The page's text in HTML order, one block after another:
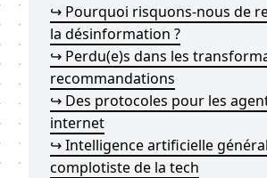
↪ Pourquoi risquons-nous de
la désinformation ?
↪ Perdu(e)s dans les
recommandations
↪ Des protocoles pour les
internet
↪ Intelligence artificielle
complotiste de la tech